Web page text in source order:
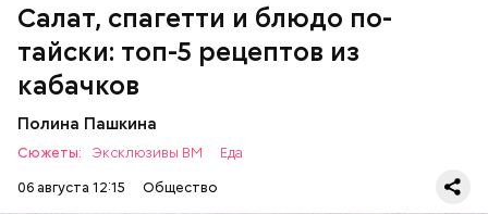
Салат, спагетти и блюдо по-
тайски: топ-5 рецептов из
кабачков
Полина Пашкина
Сюжеты: Эксклюзивы ВМ
Еда
06 августа 12:15
Общество